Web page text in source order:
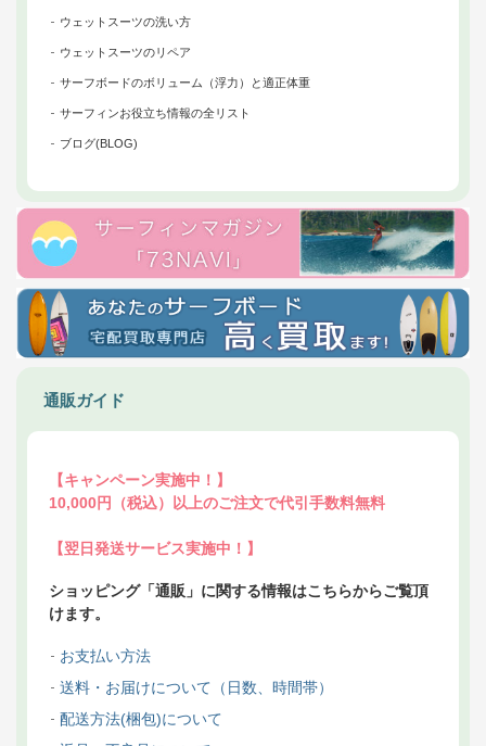
ウェットスーツの洗い方
ウェットスーツのリペア
サーフボードのボリューム（浮力）と適正体重
サーフィンお役立ち情報の全リスト
ブログ(BLOG)
通販ガイド
【キャンペーン実施中！】
10,000円（税込）以上のご注文で代引手数料無料
【翌日発送サービス実施中！】
ショッピング「通販」に関する情報はこちらからご覧頂
けます。
お支払い方法
送料・お届けについて（日数、時間帯）
配送方法(梱包)について